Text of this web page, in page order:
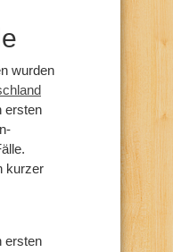
wurden
ersten
kurzer
ersten